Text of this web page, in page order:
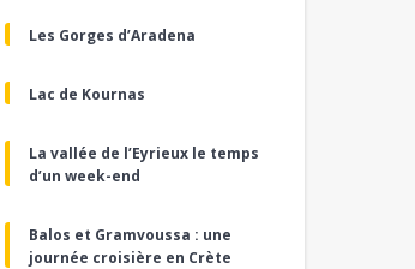
Les Gorges d’Aradena
Lac de Kournas
La vallée de l’Eyrieux le temps
d’un week-end
Balos et Gramvoussa : une
journée croisière en Crète